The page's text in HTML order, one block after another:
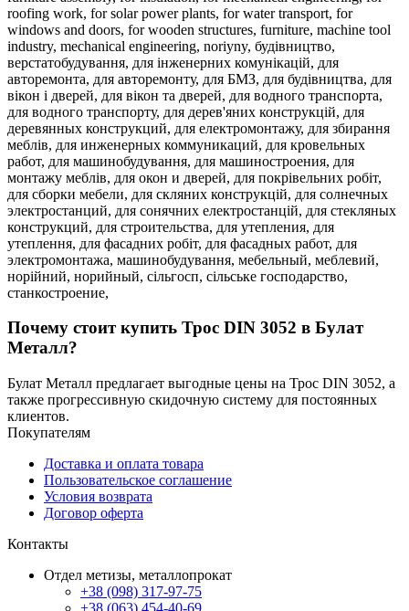
roofing work, for solar power plants, for water transport, for
windows and doors, for wooden structures, furniture, machine tool
industry, mechanical engineering, noriyny, будівництво,
верстатобудування, для інженерних комунікацій, для
авторемонта, для авторемонту, для БМЗ, для будівництва, для
вікон і дверей, для вікон та дверей, для водного транспорта,
для водного транспорту, для дерев'яних конструкцій, для
деревянных конструкций, для електромонтажу, для збирання
меблів, для инженерных коммуникаций, для кровельных
работ, для машинобудування, для машиностроения, для
монтажу меблів, для окон и дверей, для покрівельних робіт,
для сборки мебели, для скляних конструкцій, для солнечных
электростанций, для сонячних електростанцій, для стекляных
конструкций, для строительства, для утепления, для
утеплення, для фасадних робіт, для фасадных работ, для
электромонтажа, машинобудування, мебельный, меблевий,
норійний, норийный, сільгосп, сільське господарство,
станкостроение,
Почему стоит купить Трос DIN 3052 в Булат
Металл?
Булат Металл предлагает выгодные цены на Трос DIN 3052, а
также прогрессивную скидочную систему для постоянных
клиентов.
Покупателям
Доставка и оплата товара
Пользовательское соглашение
Условия возврата
Договор оферта
Контакты
Отдел метизы, металлопрокат
+38 (098) 317-97-75
+38 (063) 454-40-69